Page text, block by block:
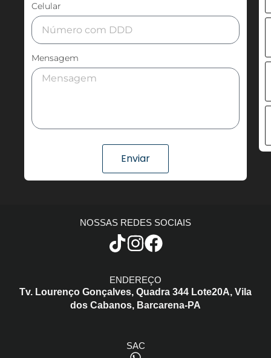
Celular
Mensagem
Enviar
SAC
ENDEREÇO
Tv. Lourenço Gonçalves, Quadra 344 Lote20A, Vila
dos Cabanos, Barcarena-PA
NOSSAS REDES SOCIAIS